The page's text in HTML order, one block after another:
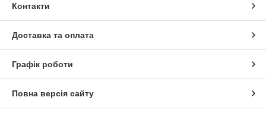
Контакти
Доставка та оплата
Графік роботи
Повна версія сайту